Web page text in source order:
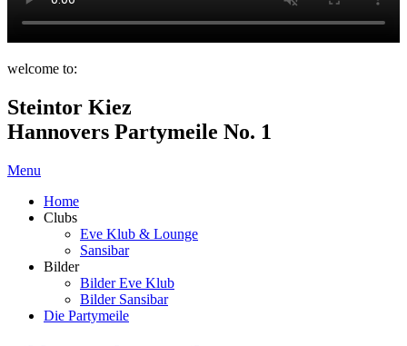
welcome to:
Steintor Kiez
Hannovers Partymeile No. 1
Menu
Home
Clubs
Eve Klub & Lounge
Sansibar
Bilder
Bilder Eve Klub
Bilder Sansibar
Die Partymeile